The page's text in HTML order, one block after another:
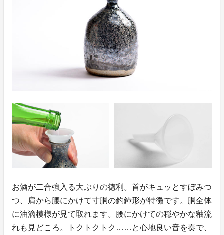
お酒が二合強入る大ぶりの徳利。首がキュッとすぼみつ
つ、肩から腰にかけて寸胴の釣鐘形が特徴です。胴全体
に油滴模様が見て取れます。腰にかけての穏やかな釉流
れも見どころ。トクトクトク……と心地良い音を奏で、